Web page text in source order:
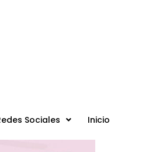
Sociales Inicio